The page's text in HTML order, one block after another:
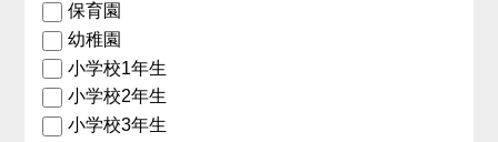
保育園
幼稚園
小学校1年生
小学校2年生
小学校3年生